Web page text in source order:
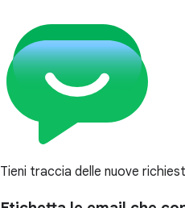
Tieni traccia delle nuove